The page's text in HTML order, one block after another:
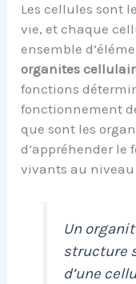
Les cellules sont
vie, et chaque
ensemble
organites
fonctions
fonctionnement
que sont les
d’appréhender le
vivants au
Un
structure
d’une